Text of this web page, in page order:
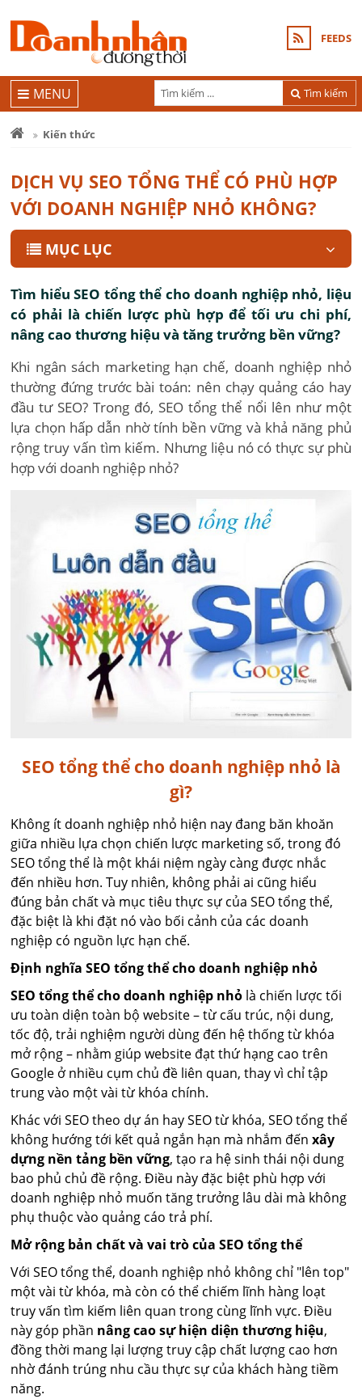
FEEDS
Tìm kiếm
MENU
Kiến thức
DỊCH VỤ SEO TỔNG THỂ CÓ PHÙ HỢP
VỚI DOANH NGHIỆP NHỎ KHÔNG?
MỤC LỤC
Tìm hiểu SEO tổng thể cho doanh nghiệp nhỏ, liệu
có phải là chiến lược phù hợp để tối ưu chi phí,
nâng cao thương hiệu và tăng trưởng bền vững?
Khi ngân sách marketing hạn chế, doanh nghiệp nhỏ
thường đứng trước bài toán: nên chạy quảng cáo hay
đầu tư SEO? Trong đó, SEO tổng thể nổi lên như một
lựa chọn hấp dẫn nhờ tính bền vững và khả năng phủ
rộng truy vấn tìm kiếm. Nhưng liệu nó có thực sự phù
hợp với doanh nghiệp nhỏ?
SEO tổng thể cho doanh nghiệp nhỏ là
gì?
Không ít doanh nghiệp nhỏ hiện nay đang băn khoăn
giữa nhiều lựa chọn chiến lược marketing số, trong đó
SEO tổng thể là một khái niệm ngày càng được nhắc
đến nhiều hơn. Tuy nhiên, không phải ai cũng hiểu
đúng bản chất và mục tiêu thực sự của SEO tổng thể,
đặc biệt là khi đặt nó vào bối cảnh của các doanh
nghiệp có nguồn lực hạn chế.
Định nghĩa SEO tổng thể cho doanh nghiệp nhỏ
SEO tổng thể cho doanh nghiệp nhỏ là chiến lược tối
ưu toàn diện toàn bộ website – từ cấu trúc, nội dung,
tốc độ, trải nghiệm người dùng đến hệ thống từ khóa
mở rộng – nhằm giúp website đạt thứ hạng cao trên
Google ở nhiều cụm chủ đề liên quan, thay vì chỉ tập
trung vào một vài từ khóa chính.
Khác với SEO theo dự án hay SEO từ khóa, SEO tổng thể
không hướng tới kết quả ngắn hạn mà nhắm đếnxây
dựng nền tảng bền vững, tạo ra hệ sinh thái nội dung
bao phủ chủ đề rộng. Điều này đặc biệt phù hợp với
doanh nghiệp nhỏ muốn tăng trưởng lâu dài mà không
phụ thuộc vào quảng cáo trả phí.
Mở rộng bản chất và vai trò của SEO tổng thể
Với SEO tổng thể, doanh nghiệp nhỏ không chỉ "lên top"
một vài từ khóa, mà còn có thể chiếm lĩnh hàng loạt
truy vấn tìm kiếm liên quan trong cùng lĩnh vực. Điều
này góp phần nâng cao sự hiện diện thương hiệu,
đồng thời mang lại lượng truy cập chất lượng cao hơn
nhờ đánh trúng nhu cầu thực sự của khách hàng tiềm
năng.